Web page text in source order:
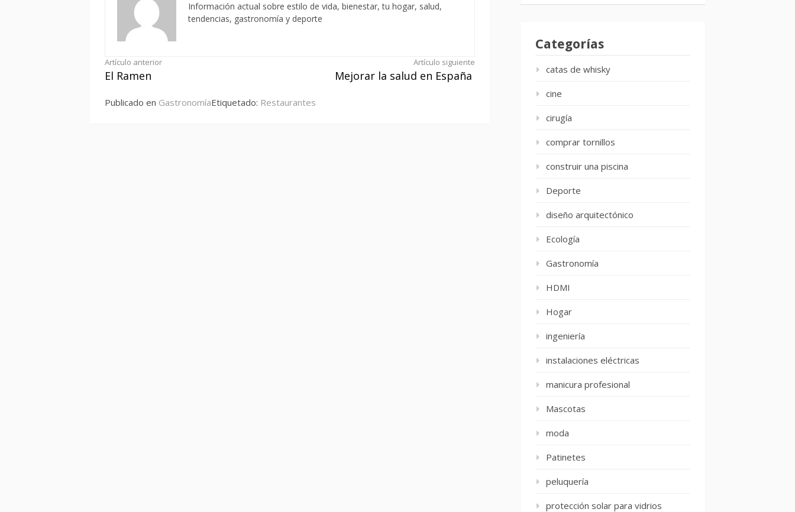
Información actual sobre estilo de vida, bienestar, tu hogar, salud,
tendencias, gastronomía y deporte
Seguir
Artículo anterior
El Ramen
Artículo siguiente
Mejorar la salud en España
Publicado en GastronomíaEtiquetado: Restaurantes
Categorías
catas de whisky
cine
cirugía
comprar tornillos
construir una piscina
Deporte
diseño arquitectónico
Ecología
Gastronomía
HDMI
Hogar
ingeniería
instalaciones eléctricas
manicura profesional
Mascotas
moda
Patinetes
peluquería
protección solar para vidrios